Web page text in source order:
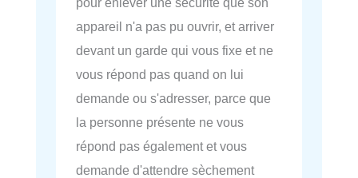
appareil n'a pas pu ouvrir, et arriver
devant un garde qui vous fixe et ne
vous répond pas quand on lui
demande ou s'adresser, parce que
la personne présente ne vous
répond pas également et vous
demande d'attendre sèchement